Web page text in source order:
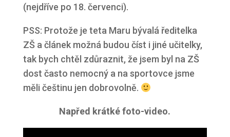
(nejdříve po 18. červenci).
PSS: Protože je teta Maru bývalá ředitelka
ZŠ a článek možná budou číst i jiné učitelky,
tak bych chtěl zdůraznit, že jsem byl na ZŠ
dost často nemocný a na sportovce jsme
měli češtinu jen dobrovolně.
Napřed krátké foto-video.